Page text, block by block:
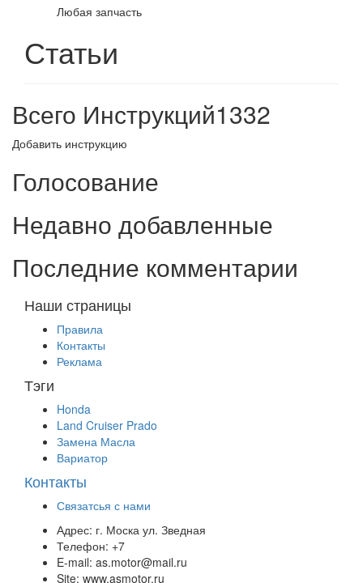
Любая запчасть
Статьи
Всего Инструкций1332
Добавить инструкцию
Голосование
Недавно добавленные
Последние комментарии
Наши страницы
Правила
Контакты
Реклама
Тэги
Honda
Land Cruiser Prado
Замена Масла
Вариатор
Контакты
Связатсья с нами
Адрес: г. Моска ул. Зведная
Телефон: +7
E-mail: as.motor@mail.ru
Site: www.asmotor.ru